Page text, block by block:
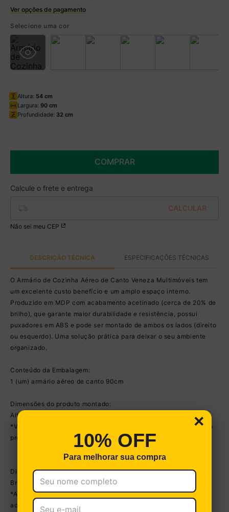
Ver opções de pagamento
R$ 322,99 à vista no Boleto
% de desconto)
Você economiza
Selecione uma cor
Altura: 54 cm
Largura: 90 cm
Profundidade: 32 cm
COMPRAR
Não sei meu CEP
DESCRIÇÃO TÉCNICA ESPECIFICAÇÕES TÉCNICAS
O Armário de Cozinha Aéreo de Canto Veneza Multimóveis tem
um excelente custo benefício e um amplo espaço interno.
Produzido em MDP com acabamento acetinado (cerca de 20% de
brilho), que garante maior durabilidade e resistência, possui
puxadores em ABS e pode ser montado de ambos os lados (direito
ou esquerdo). Uma solução prática para deixar o seu ambiente
organizado.
Conteúdo da Embalagem:
1 (um) armário aéreo de canto 90cm
Dimensões do produto montado:
Altura: 54cm | Largura: 90cm | Profundidade: 32cm
*Você pode consultar as medidas internas na imagem técnica do
produto.
Disponível nas cores:
Branco - Preto Acetinado Texturizado
*As cores do produto podem sofrer variações de tonalidade de
acordo com as configurações do seu dispositivo.
×
10% OFF
Para melhorar sua compra